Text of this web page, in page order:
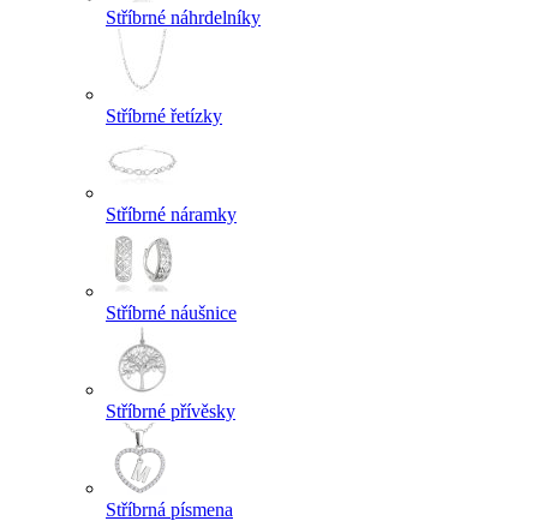
Stříbrné náhrdelníky
Stříbrné řetízky
Stříbrné náramky
Stříbrné náušnice
Stříbrné přívěsky
Stříbrná písmena